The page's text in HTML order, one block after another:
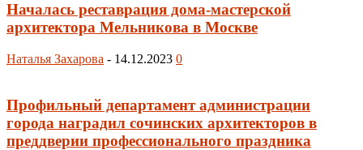
Началась реставрация дома-мастерской
архитектора Мельникова в Москве
Наталья Захарова - 14.12.2023 0
Профильный департамент администрации
города наградил сочинских архитекторов в
преддверии профессионального праздника